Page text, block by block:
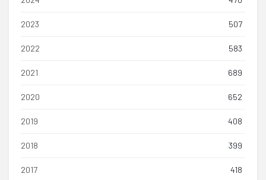
2023 507
2022 583
2021 689
2020 652
2019 408
2018 399
2017 418